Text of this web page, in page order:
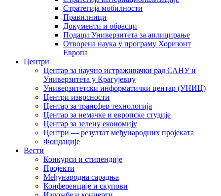
Стратегија мобилности
Правилници
Документи и обрасци
Подаци Универзитета за аплицирање
Отворена наука у програму Хоризонт
Европа
Центри
Центар за научно истраживачки рад САНУ и
Универзитета у Крагујевцу
Универзитетски информатички центар (УНИЦ)
Центри изврсности
Центар за трансфер технологија
Центар за немачке и европске студије
Центар за зелену економију
Центри — резултат међународних пројеката
Фондације
Вести
Конкурси и стипендије
Пројекти
Међународна сарадња
Конференције и скупови